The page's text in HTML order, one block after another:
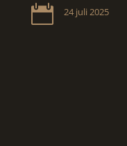
 24 juli 2025